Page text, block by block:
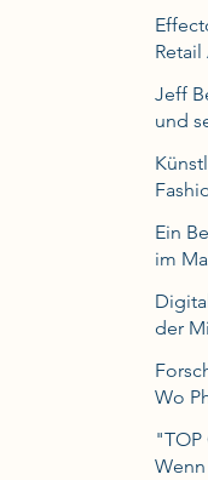
Retail
Jeff
und
Ein
im
der
Wo
"TOP